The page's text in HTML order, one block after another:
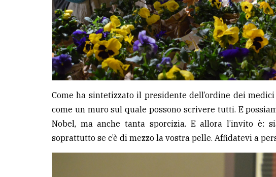
Come ha sintetizzato il presidente dell’ordine dei
come un muro sul quale possono scrivere tutti. E
Nobel, ma anche tanta sporcizia. E allora l’invito è:
soprattutto se c’è di mezzo la vostra pelle. Affidatevi a